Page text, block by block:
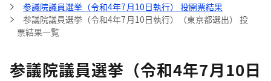
参議院議員選挙（令和4年7月10日執行） 投開票結果
参議院議員選挙（令和4年7月10日執行）（東京都選出） 投
票結果一覧
参議院議員選挙（令和4年7月10日